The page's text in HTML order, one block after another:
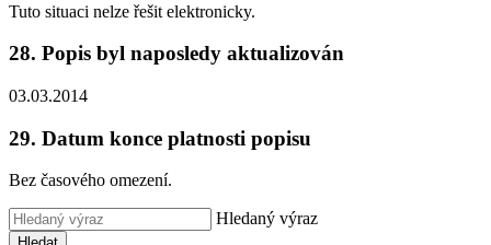
Tuto situaci nelze řešit elektronicky.
28. Popis byl naposledy aktualizován
03.03.2014
29. Datum konce platnosti popisu
Bez časového omezení.
Hledaný výraz